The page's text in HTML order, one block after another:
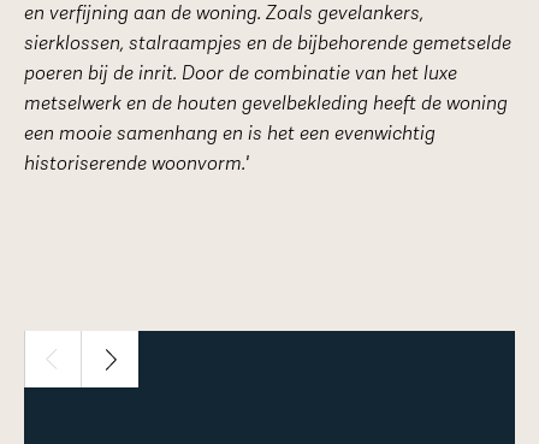
en verfijning aan de woning. Zoals gevelankers,
sierklossen, stalraampjes en de bijbehorende gemetselde
poeren bij de inrit. Door de combinatie van het luxe
metselwerk en de houten gevelbekleding heeft de woning
een mooie samenhang en is het een evenwichtig
historiserende woonvorm.'